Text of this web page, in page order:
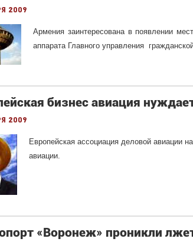
2009
Армения заинтересована в появлении
аппарата Главного управления
бизнес авиация
2009
Европейская ассоциация деловой авиации
авиации.
«Воронеж» проникли